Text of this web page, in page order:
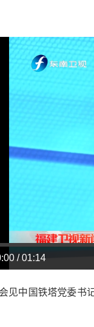
/ 01:14
中国铁塔党委书记